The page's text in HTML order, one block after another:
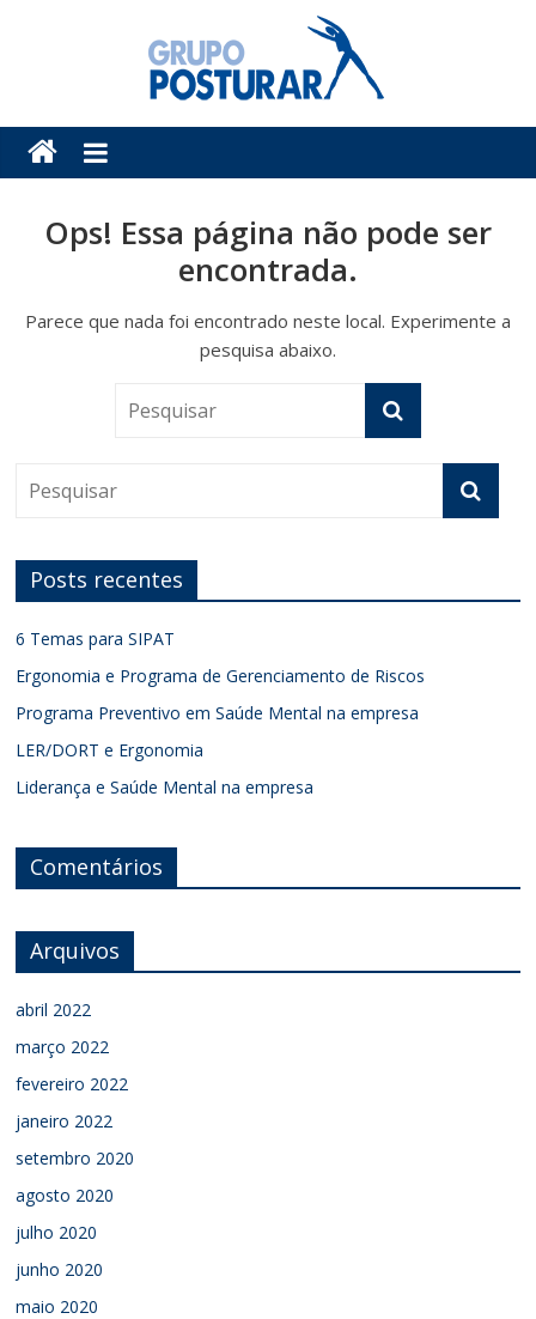
Posturar
Blog
GrupoOps! Essa página não pode ser
encontrada.
Parece que nada foi encontrado neste local. Experimente a
pesquisa abaixo.
Posts recentes
6 Temas para SIPAT
Ergonomia e Programa de Gerenciamento de Riscos
Programa Preventivo em Saúde Mental na empresa
LER/DORT e Ergonomia
Liderança e Saúde Mental na empresa
Comentários
Arquivos
abril 2022
março 2022
fevereiro 2022
janeiro 2022
setembro 2020
agosto 2020
julho 2020
junho 2020
maio 2020